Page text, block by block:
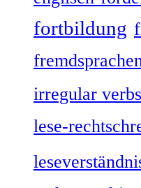
fortbildung
irregular verbs
lese-